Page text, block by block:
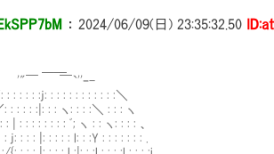
： 2024/06/09(日) 23:35:32.50
`''ｰ-
: : : : : : : : : :＼
: : ヽ: : : :＼ : : : ヽ
: : : ﾞ; ヽ : : ヽ: : : : 、
: : : : l: : :Y : : : : : : : .